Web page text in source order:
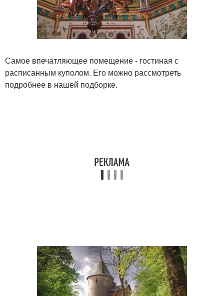
Самое впечатляющее помещение - гостиная с
расписанным куполом. Его можно рассмотреть
подробнее в нашей подборке.